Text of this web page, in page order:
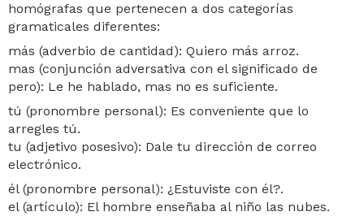
homógrafas que pertenecen a dos categorías
gramaticales diferentes:
más (adverbio de cantidad): Quiero más arroz.
mas (conjunción adversativa con el significado de
pero): Le he hablado, mas no es suficiente.
tú (pronombre personal): Es conveniente que lo
arregles tú.
tu (adjetivo posesivo): Dale tu dirección de correo
electrónico.
él (pronombre personal): ¿Estuviste con él?.
el (artículo): El hombre enseñaba al niño las nubes.